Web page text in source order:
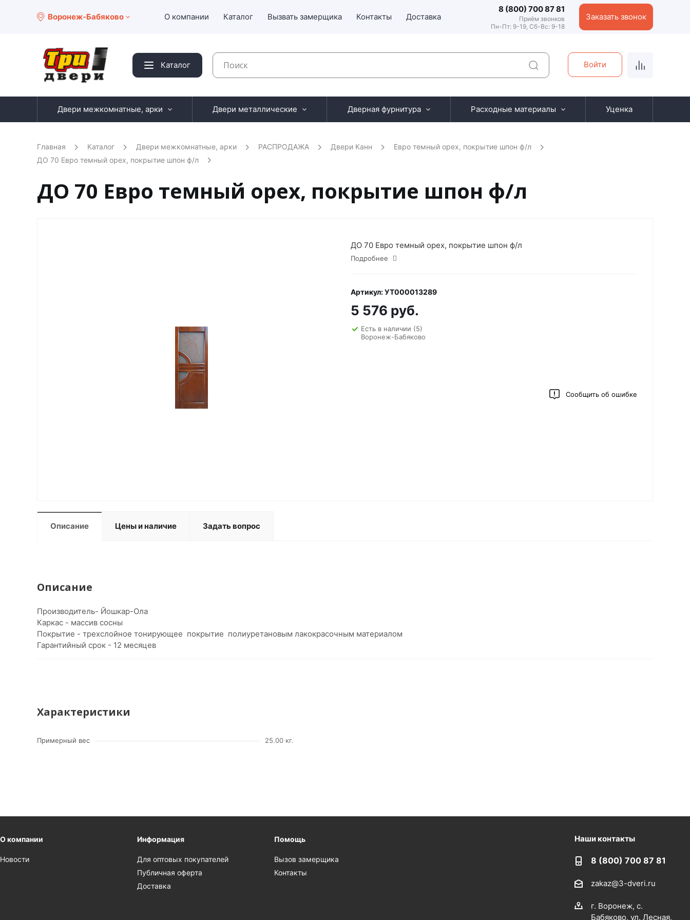
Воронеж-Бабяково О компании Каталог Вызвать замерщика Контакты Доставка
8 (800) 700 87 81
Приём звонков
Пн-Пт: 9-19, Сб-Вс: 9-18
Заказать звонок
Каталог Войти
Двери межкомнатные, арки Двери металлические Дверная фурнитура Расходные материалы Уценка
Главная Каталог Двери межкомнатные, арки РАСПРОДАЖА Двери Канн
Евро темный орех, покрытие шпон ф/л
ДО 70 Евро темный орех, покрытие шпон ф/л
ДО 70 Евро темный орех, покрытие шпон ф/л
ДО 70 Евро темный орех, покрытие шпон ф/л
Подробнее
Артикул: УТ000013289
5 576 руб.
Есть в наличии (5)
Воронеж-Бабяково
Сообщить об ошибке
Описание Цены и наличие Задать вопрос
Описание
Производитель- Йошкар-Ола
Каркас - массив сосны
Покрытие - трехслойное тонирующее покрытие полиуретановым лакокрасочным материалом
Гарантийный срок - 12 месяцев
Характеристики
Примерный вес 25.00 кг.
О компании
Новости
Информация
Для оптовых покупателей
Публичная оферта
Доставка
Помощь
Вызов замерщика
Контакты
Наши контакты
8 (800) 700 87 81
zakaz@3-dveri.ru
г. Воронеж, с.
Бабяково, ул. Лесная,